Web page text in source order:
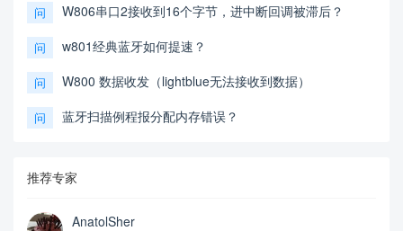
问 W806串口2接收到16个字节，进中断回调被滞后？
问 w801经典蓝牙如何提速？
问 W800 数据收发（lightblue无法接收到数据）
问 蓝牙扫描例程报分配内存错误？
推荐专家
AnatolSher